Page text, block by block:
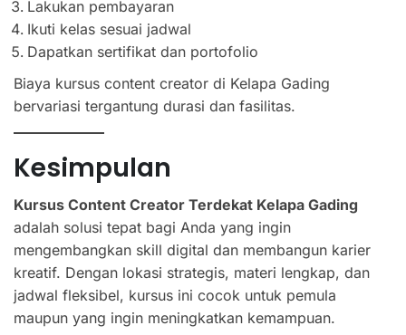
Lakukan pembayaran
Ikuti kelas sesuai jadwal
Dapatkan sertifikat dan portofolio
Biaya kursus content creator di Kelapa Gading
bervariasi tergantung durasi dan fasilitas.
Kesimpulan
Kursus Content Creator Terdekat Kelapa Gading
adalah solusi tepat bagi Anda yang ingin
mengembangkan skill digital dan membangun karier
kreatif. Dengan lokasi strategis, materi lengkap, dan
jadwal fleksibel, kursus ini cocok untuk pemula
maupun yang ingin meningkatkan kemampuan.